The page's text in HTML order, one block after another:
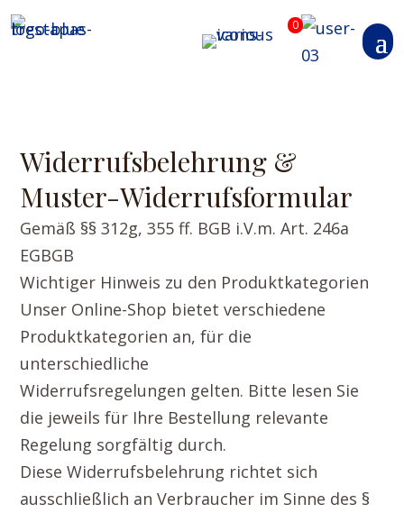
0
Widerrufsbelehrung &
Muster-Widerrufsformular
Gemäß §§ 312g, 355 ff. BGB i.V.m. Art. 246a
EGBGB
Wichtiger Hinweis zu den Produktkategorien
Unser Online-Shop bietet verschiedene
Produktkategorien an, für die
unterschiedliche
Widerrufsregelungen gelten. Bitte lesen Sie
die jeweils für Ihre Bestellung relevante
Regelung sorgfältig durch.
Diese Widerrufsbelehrung richtet sich
ausschließlich an Verbraucher im Sinne des §